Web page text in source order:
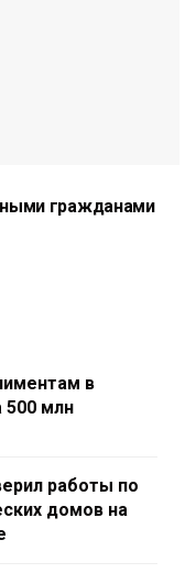
гражданами
в
500 млн
работы по
домов на